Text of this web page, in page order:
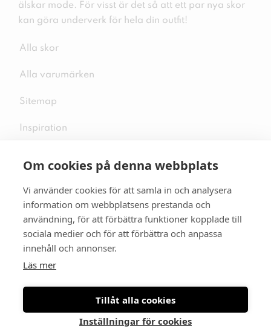
Om cookies på denna webbplats
Vi använder cookies för att samla in och analysera
information om webbplatsens prestanda och
användning, för att förbättra funktioner kopplade till
sociala medier och för att förbättra och anpassa
innehåll och annonser.
Läs mer
Tillåt alla cookies
Inställningar för cookies
älskar mode. För visst är det så att ett par nya skor
kan göra underverk för hela din outfit!
Alla skor
Alla varumärken
Sitemap
Inspiration
Följ oss på sociala medier
Se mer skor: skopunkten.se